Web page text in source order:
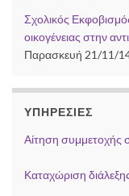
Σχολικός
οικογένειας στην
Παρασκευή 21/11/
ΥΠΗΡΕΣΊΕΣ
Αίτηση συμμετοχής
Καταχώριση